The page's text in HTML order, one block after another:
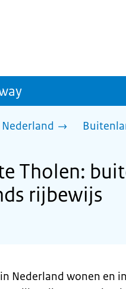
Tholen:
rijbewijs
Nederland wonen en